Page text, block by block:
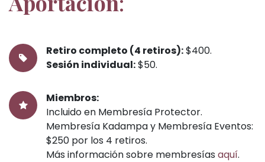
Retiro completo (4 retiros):$400.
Sesión individual​:$50.
Miembros:
Incluido en Membresía Protector.
Membresía Kadampa y Membresía Eventos:
$250 por los 4 retiros.
Más información sobre membresías aquí.